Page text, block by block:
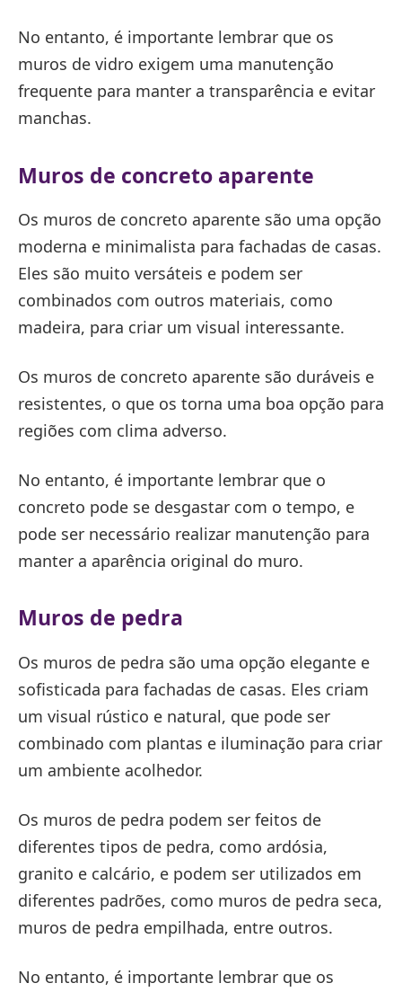
No entanto, é importante lembrar que os
muros de vidro exigem uma manutenção
frequente para manter a transparência e evitar
manchas.
Muros de concreto aparente
Os muros de concreto aparente são uma opção
moderna e minimalista para fachadas de casas.
Eles são muito versáteis e podem ser
combinados com outros materiais, como
madeira, para criar um visual interessante.
Os muros de concreto aparente são duráveis e
resistentes, o que os torna uma boa opção para
regiões com clima adverso.
No entanto, é importante lembrar que o
concreto pode se desgastar com o tempo, e
pode ser necessário realizar manutenção para
manter a aparência original do muro.
Muros de pedra
Os muros de pedra são uma opção elegante e
sofisticada para fachadas de casas. Eles criam
um visual rústico e natural, que pode ser
combinado com plantas e iluminação para criar
um ambiente acolhedor.
Os muros de pedra podem ser feitos de
diferentes tipos de pedra, como ardósia,
granito e calcário, e podem ser utilizados em
diferentes padrões, como muros de pedra seca,
muros de pedra empilhada, entre outros.
No entanto, é importante lembrar que os